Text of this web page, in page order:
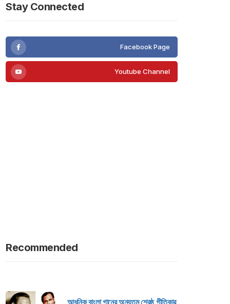
Stay Connected
Facebook Page
Youtube Channel
Recommended
আধুনিক বাংলা গানের অন্যতম শ্রেষ্ঠ গীতিকার